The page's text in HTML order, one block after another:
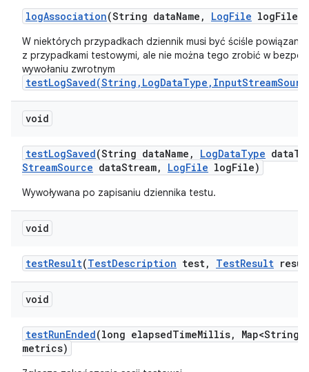
logAssociation(String dataName , LogFile logFile)
W niektórych przypadkach dziennik musi być ściśle powiązany
z przypadkami testowymi, ale nie można tego zrobić w
wywołaniu zwrotnym
void
testLogSaved(String dataName , LogDataType data
StreamSource dataStream, LogFile logFile)
Wywoływana po zapisaniu dziennika testu.
void
testResult(TestDescription test, TestResult
void
testRunEnded(long elapsedTimeMillis, Map<String
metrics)